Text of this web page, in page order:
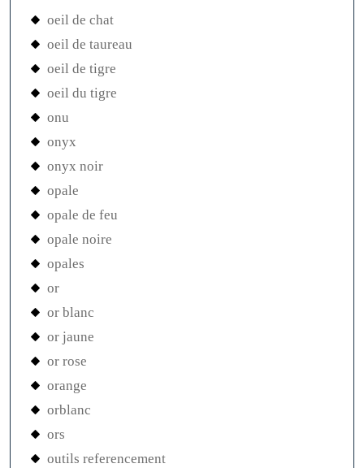
oeil de chat
oeil de taureau
oeil de tigre
oeil du tigre
onu
onyx
onyx noir
opale
opale de feu
opale noire
opales
or
or blanc
or jaune
or rose
orange
orblanc
ors
outils referencement